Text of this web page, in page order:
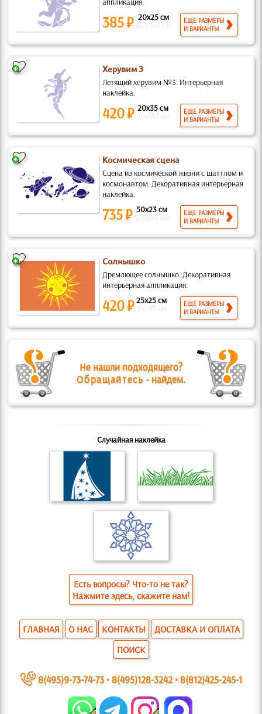
385 ₽ 20x25 см
ЕЩЕ РАЗМЕРЫ
И ВАРИАНТЫ
Херувим 3
Летящий херувим №3. Интерьерная
наклейка.
420 ₽ 20x35 см
ЕЩЕ РАЗМЕРЫ
И ВАРИАНТЫ
Космическая сцена
Сцена из космической жизни с шаттлом и
космонавтом. Декоративная интерьерная
наклейка.
735 ₽ 50x23 см
ЕЩЕ РАЗМЕРЫ
И ВАРИАНТЫ
Солнышко
Дремлющее солнышко. Декоративная
интерьерная аппликация.
420 ₽25x25 см
ЕЩЕ РАЗМЕРЫ
И ВАРИАНТЫ
Не нашли подходящего?
Обращайтесь - найдем.
Случайная наклейка
Есть вопросы? Что-то не так?
Нажмите здесь, скажите нам!
ГЛАВНАЯ О НАС КОНТАКТЫ
ДОСТАВКА И ОПЛАТА
ПОИСК
~ 8(495)9-73-74-73•8(495)128-3242•8(812)425-245-1